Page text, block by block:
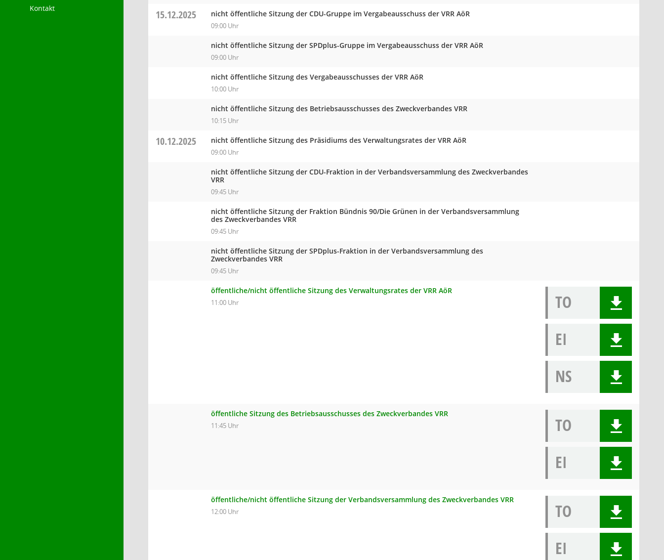
Kontakt
15.12.2025 nicht öffentliche Sitzung der CDU-Gruppe im Vergabeausschuss der VRR AöR
09:00 Uhr
nicht öffentliche Sitzung der SPDplus-Gruppe im Vergabeausschuss der VRR AöR
09:00 Uhr
nicht öffentliche Sitzung des Vergabeausschusses der VRR AöR
10:00 Uhr
nicht öffentliche Sitzung des Betriebsausschusses des Zweckverbandes VRR
10:15 Uhr
10.12.2025 nicht öffentliche Sitzung des Präsidiums des Verwaltungsrates der VRR AöR
09:00 Uhr
nicht öffentliche Sitzung der CDU-Fraktion in der Verbandsversammlung des Zweckverbandes
VRR
09:45 Uhr
nicht öffentliche Sitzung der Fraktion Bündnis 90/Die Grünen in der Verbandsversammlung
des Zweckverbandes VRR
09:45 Uhr
nicht öffentliche Sitzung der SPDplus-Fraktion in der Verbandsversammlung des
Zweckverbandes VRR
09:45 Uhr
öffentliche/nicht öffentliche Sitzung des Verwaltungsrates der VRR AöR
11:00 Uhr
TO
EI
NS
öffentliche Sitzung des Betriebsausschusses des Zweckverbandes VRR
11:45 Uhr
TO
EI
öffentliche/nicht öffentliche Sitzung der Verbandsversammlung des Zweckverbandes VRR
12:00 Uhr
TO
EI